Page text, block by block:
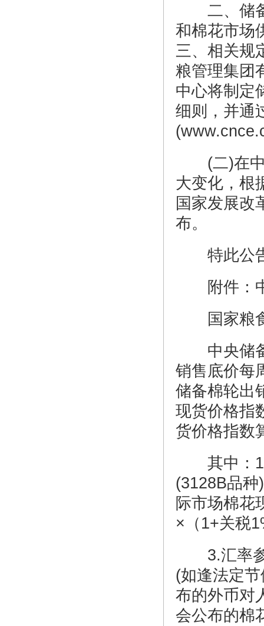
二、储备
和棉花市
三、相关
粮管理集团
中心将制定
细则，并通
(二)在中
大变化，根
国家发展改
布。
特此公
附件：中
国家粮食
中央储备
销售底价
储备棉轮出
现货价格指
货价格指数
其中：1.
(3128B品
际市场棉花
×（1+关税
3.汇率参
(如逢法定
布的外币对
会公布的棉